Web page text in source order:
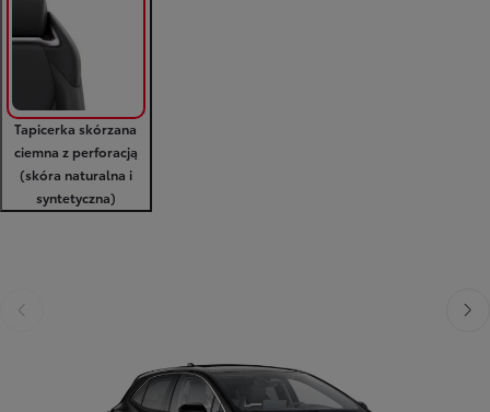
Tapicerka skórzana
ciemna z perforacją
(skóra naturalna i
syntetyczna)
Poprzedni